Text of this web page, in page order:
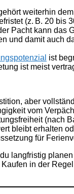
weiterhin
(z. B. 20 bis
Pacht kann das
und damit auch
ist
ist meist
aber
vom
(nach
bleibt erhalten
für
langfristig
Kaufen in der